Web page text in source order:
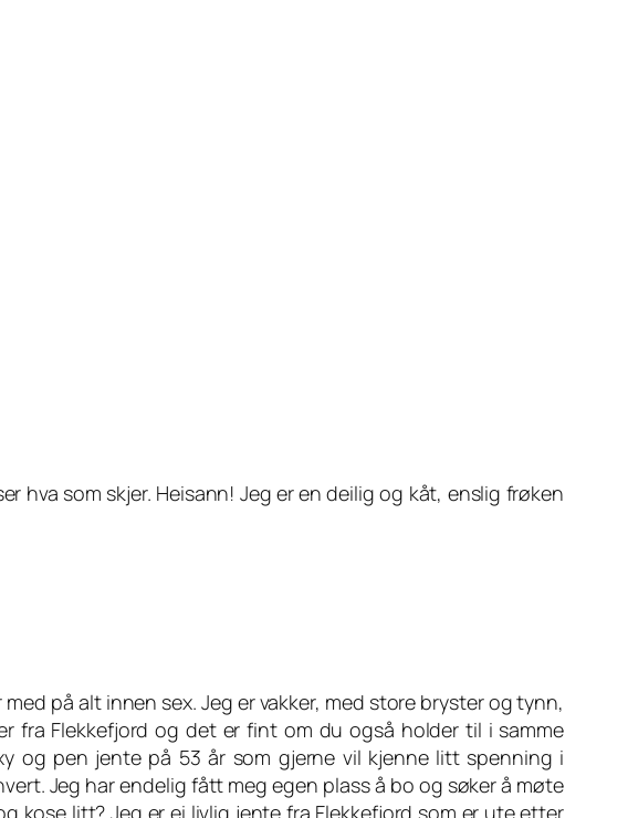
hva som skjer. Heisann! Jeg er en deilig og kåt, enslig frøken
på alt innen sex. Jeg er vakker, med store bryster og tynn,
fra Flekkefjord og det er fint om du også holder til i samme
og pen jente på 53 år som gjerne vil kjenne litt spenning i
Jeg har endelig fått meg egen plass å bo og søker å møte